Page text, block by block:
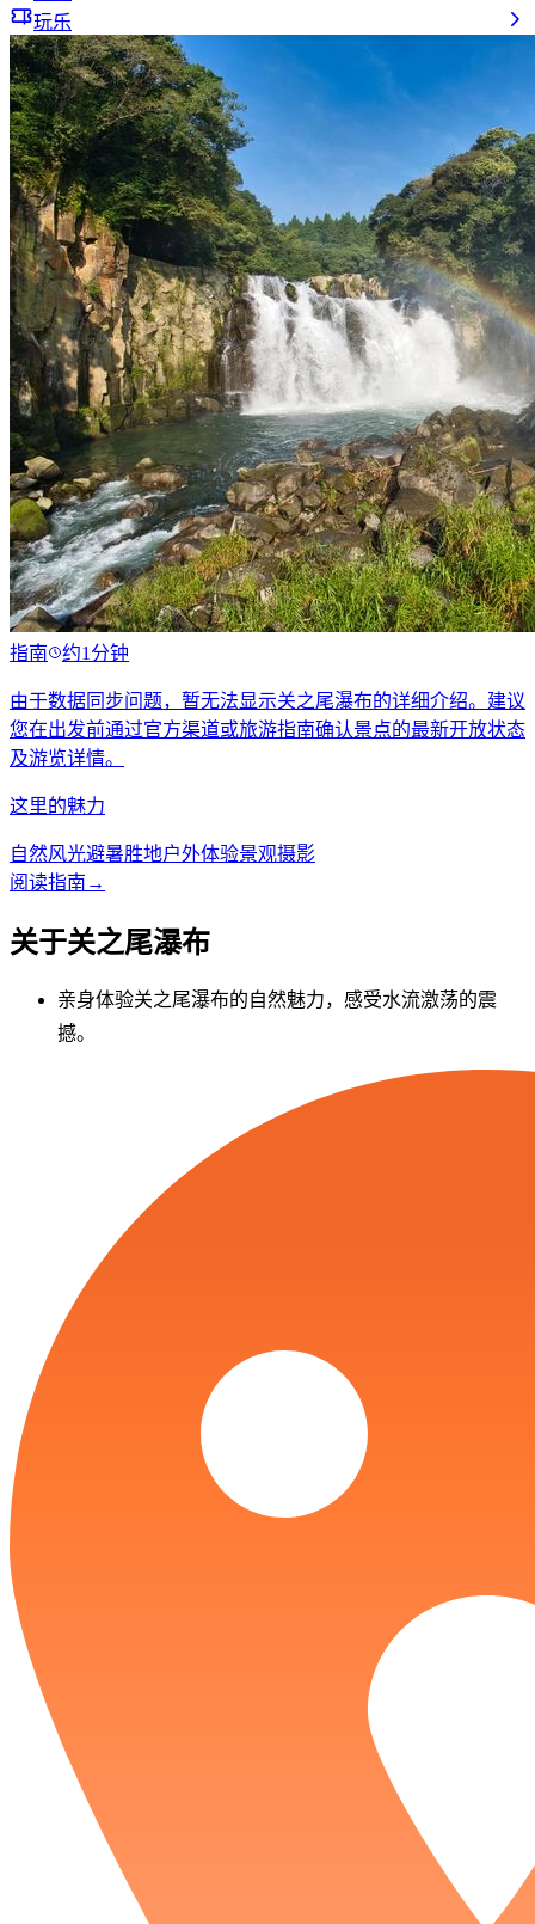
玩乐
指南 约1分钟
由于数据同步问题，暂无法显示关之尾瀑布的详细介绍。建议
您在出发前通过官方渠道或旅游指南确认景点的最新开放状态
及游览详情。
这里的魅力
自然风光避暑胜地户外体验景观摄影
阅读指南 →
关于关之尾瀑布
亲身体验关之尾瀑布的自然魅力，感受水流激荡的震
撼。